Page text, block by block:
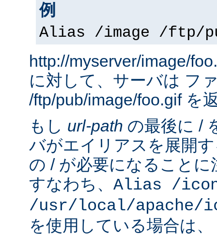
例
Alias /image /ftp/
http://myserver/image/
に対して、サーバは フ
/ftp/pub/image/foo.gif を
もし url-path の最後に /
バがエイリアスを展開
の / が必要になること
すなわち、 Alias /
/usr/local/apache/
を使用している場合は、